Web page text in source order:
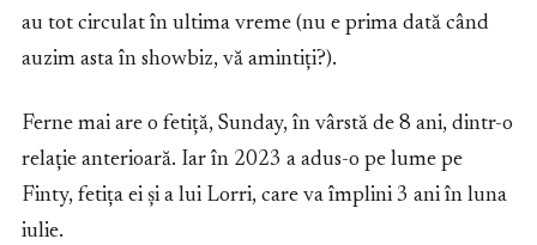
au tot circulat în ultima vreme (nu e prima dată când
auzim asta în showbiz, vă amintiți?).
Ferne mai are o fetiță, Sunday, în vârstă de 8 ani, dintr-o
relație anterioară. Iar în 2023 a adus-o pe lume pe
Finty, fetița ei și a lui Lorri, care va împlini 3 ani în luna
iulie.